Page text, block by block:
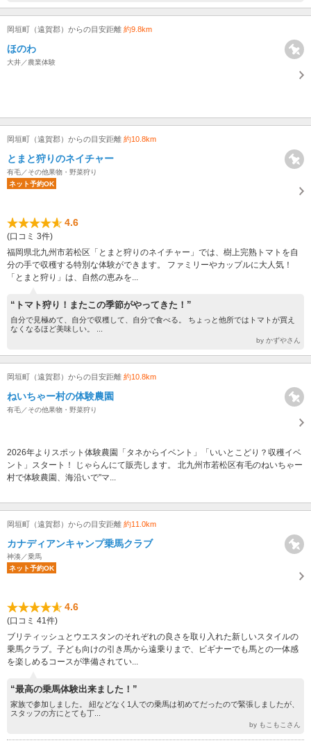
岡垣町（遠賀郡）からの目安距離 約9.8km
ほのわ
大井／農業体験
岡垣町（遠賀郡）からの目安距離 約10.8km
とまと狩りのネイチャー
有毛／その他果物・野菜狩り
ネット予約OK
4.6
(口コミ 3件)
福岡県北九州市若松区「とまと狩りのネイチャー」では、樹上完熟トマトを自
分の手で収穫する特別な体験ができます。 ファミリーやカップルに大人気！
「とまと狩り」は、自然の恵みを...
“トマト狩り！またこの季節がやってきた！”
自分で見極めて、自分で収穫して、自分で食べる。 ちょっと他所ではトマトが買え
なくなるほど美味しい。 ...
by かずやさん
岡垣町（遠賀郡）からの目安距離 約10.8km
ねいちゃー村の体験農園
有毛／その他果物・野菜狩り
2026年よりスポット体験農園「タネからイベント」「いいとこどり？収穫イベ
ント」スタート！ じゃらんにて販売します。 北九州市若松区有毛のねいちゃー
村で体験農園、海沿いで"マ...
岡垣町（遠賀郡）からの目安距離 約11.0km
カナディアンキャンプ乗馬クラブ
神湊／乗馬
ネット予約OK
4.6
(口コミ 41件)
ブリティッシュとウエスタンのそれぞれの良さを取り入れた新しいスタイルの
乗馬クラブ。子ども向けの引き馬から遠乗りまで、ビギナーでも馬との一体感
を楽しめるコースが準備されてい...
“最高の乗馬体験出来ました！”
家族で参加しました。 紐などなく1人での乗馬は初めてだったので緊張しましたが、
スタッフの方にとても丁...
by もこもこさん